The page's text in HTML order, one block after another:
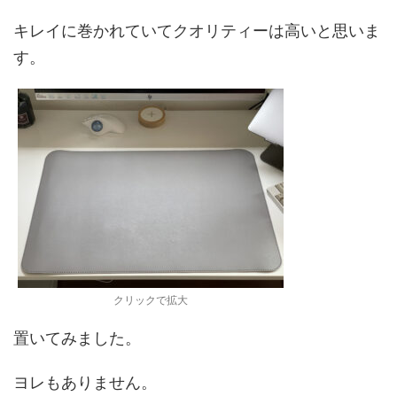
キレイに巻かれていてクオリティーは高いと思いま
す。
クリックで拡大
置いてみました。
ヨレもありません。